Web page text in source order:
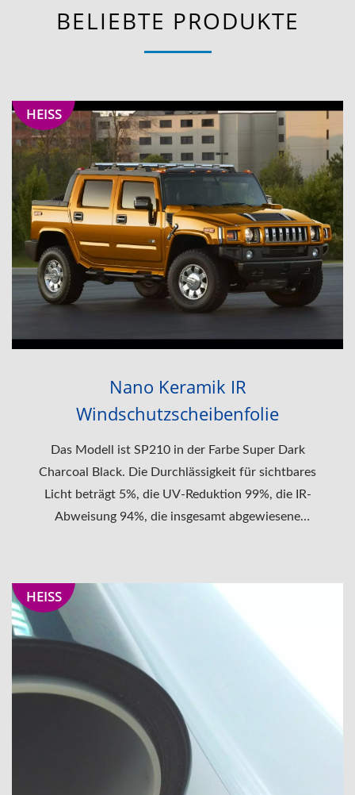
BELIEBTE PRODUKTE
HEISS
Nano Keramik IR
Windschutzscheibenfolie
Das Modell ist SP210 in der Farbe Super Dark
Charcoal Black. Die Durchlässigkeit für sichtbares
Licht beträgt 5%, die UV-Reduktion 99%, die IR-
Abweisung 94%, die insgesamt abgewiesene
HEISS